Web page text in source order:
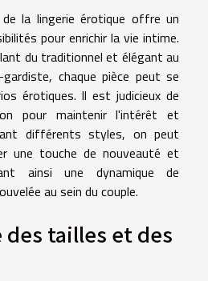
la lingerie érotique offre un
pour enrichir la vie intime.
du traditionnel et élégant au
chaque pièce peut se
érotiques. Il est judicieux de
pour maintenir l'intérêt et
différents styles, on peut
une touche de nouveauté et
ainsi une dynamique de
au sein du couple.
des tailles et des